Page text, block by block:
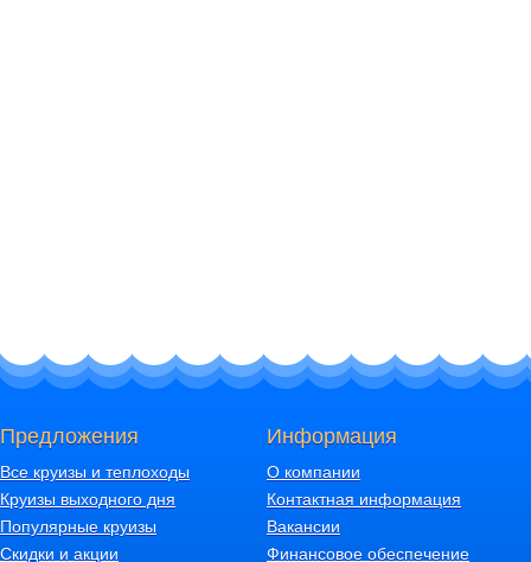
Предложения
Все круизы и теплоходы
Круизы выходного дня
Популярные круизы
Скидки и акции
Информация
О компании
Контактная информация
Вакансии
Финансовое обеспечение